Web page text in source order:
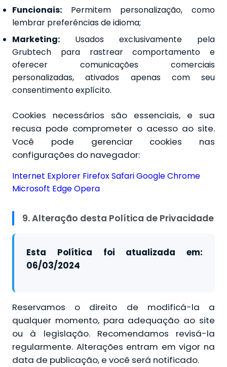
Funcionais: Permitem personalização, como
lembrar preferências de idioma;
Marketing: Usados exclusivamente pela
Grubtech para rastrear comportamento e
oferecer comunicações comerciais
personalizadas, ativados apenas com seu
consentimento explícito.
Cookies necessários são essenciais, e sua
recusa pode comprometer o acesso ao site.
Você pode gerenciar cookies nas
configurações do navegador:
Internet Explorer FirefoxSafariGoogle Chrome
Microsoft EdgeOpera
9. Alteração desta Política de Privacidade
Esta Política foi atualizada em:
06/03/2024
Reservamos o direito de modificá-la a
qualquer momento, para adequação ao site
ou à legislação. Recomendamos revisá-la
regularmente. Alterações entram em vigor na
data de publicação, e você será notificado.